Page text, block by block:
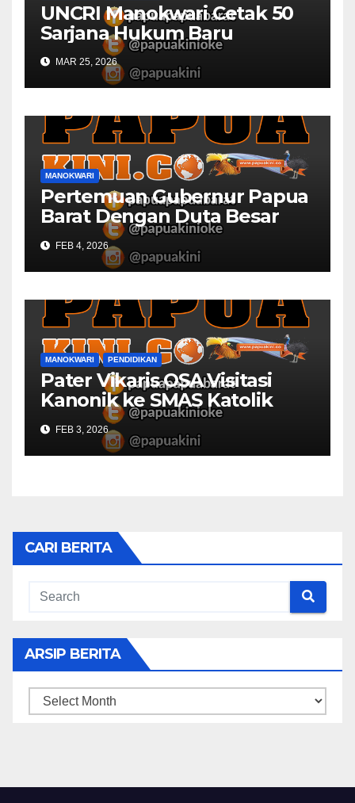
UNCRI Manokwari Cetak 50
Sarjana Hukum Baru
MAR 25, 2026
MANOKWARI
Pertemuan Gubernur Papua
Barat Dengan Duta Besar
Inggris Berbuah Manis
FEB 4, 2026
MANOKWARI PENDIDIKAN
Pater Vikaris OSA Visitasi
Kanonik ke SMAS Katolik
Villanova Manokwari
FEB 3, 2026
CARI BERITA
ARSIP BERITA
ARSIP